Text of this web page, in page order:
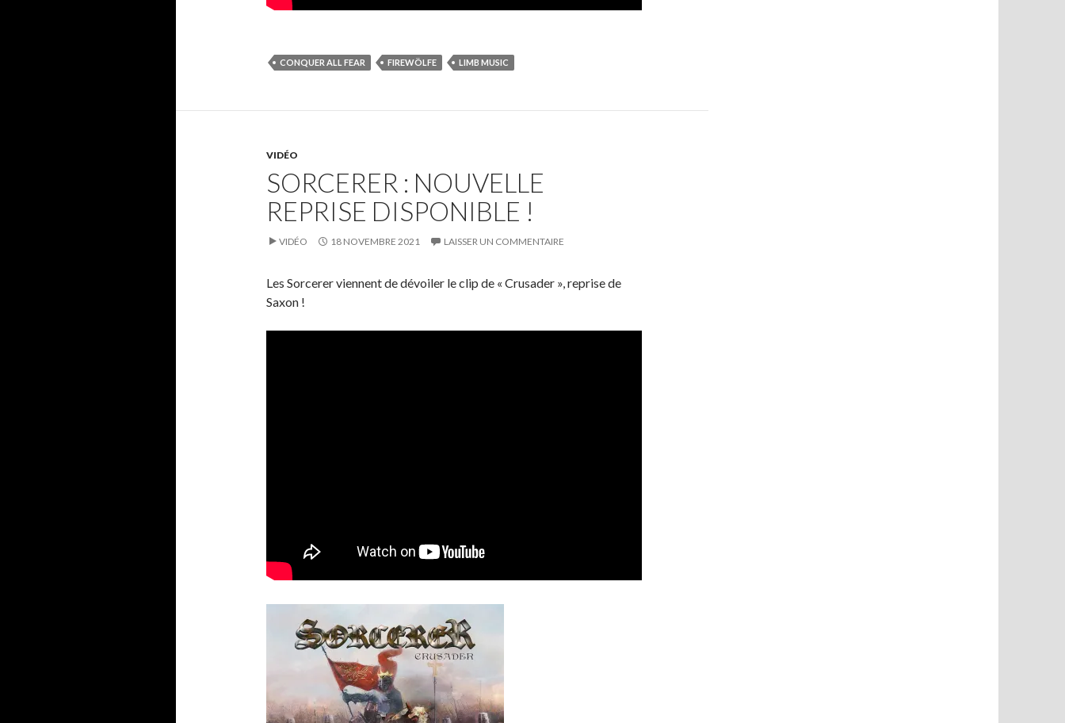
CONQUER ALL FEAR FIREWÖLFE LIMB MUSIC
VIDÉO
SORCERER : NOUVELLE
REPRISE DISPONIBLE !
VIDÉO 18 NOVEMBRE 2021 LAISSER UN COMMENTAIRE
Les Sorcerer viennent de dévoiler le clip de « Crusader », reprise de
Saxon !